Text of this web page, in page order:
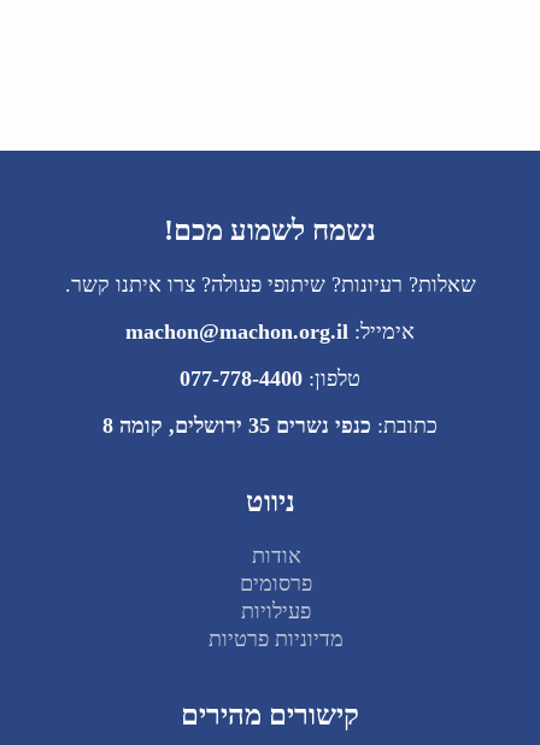
נשמח לשמוע מכם!
שאלות? רעיונות? שיתופי פעולה? צרו איתנו קשר.
אימייל: machon@machon.org.il
טלפון: 077-778-4400
כתובת: כנפי נשרים 35 ירושלים, קומה 8
ניווט
אודות
פרסומים
פעילויות
מדיוניות פרטיות
קישורים מהירים